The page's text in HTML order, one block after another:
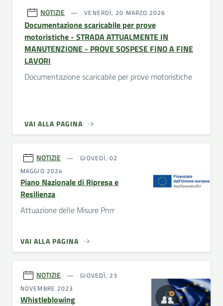
NOTIZIE VENERDÌ, 20 MARZO 2026
Documentazione scaricabile per prove
motoristiche - STRADA ATTUALMENTE IN
MANUTENZIONE - PROVE SOSPESE FINO A FINE
LAVORI
Documentazione scaricabile per prove motoristiche
VAI ALLA PAGINA
NOTIZIE
GIOVEDÌ, 02
MAGGIO 2024
Piano Nazionale di Ripresa e
Resilienza
Attuazione delle Misure Pnrr
VAI ALLA PAGINA
NOTIZIE
GIOVEDÌ, 23
NOVEMBRE 2023
Whistleblowing